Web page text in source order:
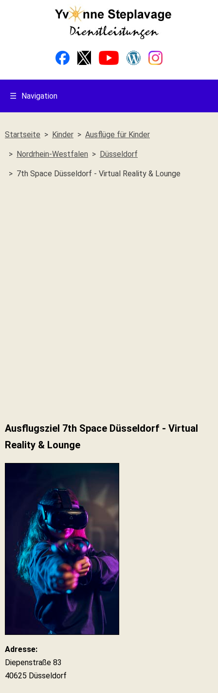
☰ Navigation
Startseite Kinder Ausflüge für Kinder
Nordrhein-Westfalen Düsseldorf
7th Space Düsseldorf - Virtual Reality & Lounge
Ausflugsziel 7th Space Düsseldorf - Virtual
Reality & Lounge
Adresse:
Diepenstraße 83
40625 Düsseldorf